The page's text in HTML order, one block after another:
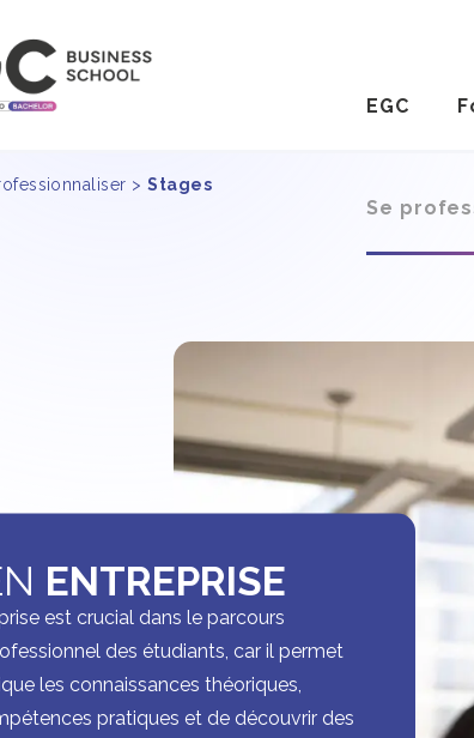
EGC
Se
>Stages
ENTREPRISE
est crucial dans le parcours
des étudiants, car il permet
les connaissances théoriques,
pratiques et de découvrir des